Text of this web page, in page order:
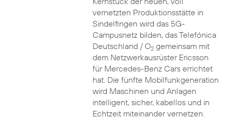
vernetzten Produktionsstätte in
Sindelfingen wird das 5G-
Campusnetz bilden, das Telefónica
Deutschland / O2gemeinsam mit
dem Netzwerkausrüster Ericsson
für Mercedes-Benz Cars errichtet
hat. Die fünfte Mobilfunkgeneration
wird Maschinen und Anlagen
intelligent, sicher, kabellos und in
Echtzeit miteinander vernetzen.